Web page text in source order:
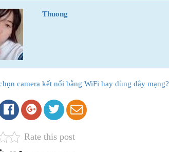
Thuong
camera kết nối bằng WiFi hay dùng dây mạng?
Rate this post